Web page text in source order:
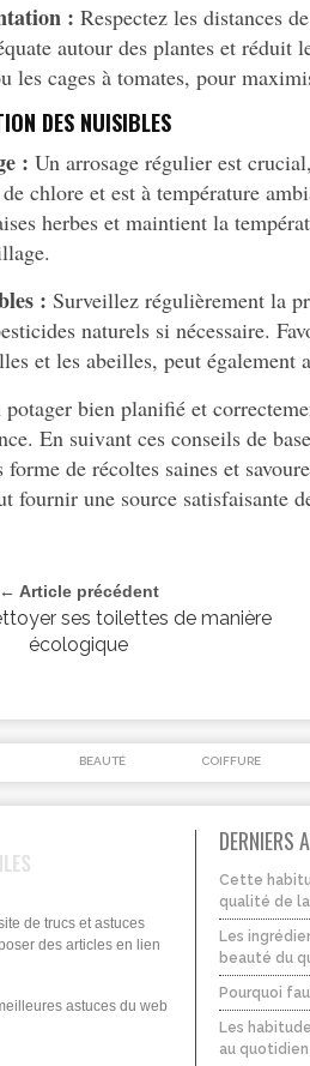
: Respectez les distances
autour des plantes et
les cages à tomates, pour
DES NUISIBLES
: Un arrosage régulier est
chlore et est à température
herbes et maintient la
: Surveillez régulièrement la
naturels si nécessaire.
et les abeilles, peut
bien planifié et
En suivant ces conseils de
de récoltes saines et
fournir une source satisfaisante
← Article précédent
ses toilettes de manière
écologique
BEAUTÉ COIFFURE
de trucs et astuces
des articles en lien
astuces du web
DERNIERS
Cette
qualité de
Les
beauté du
Pourquoi
Les
au quotidien